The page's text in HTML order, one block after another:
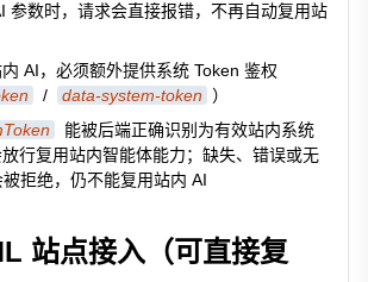
参数时，请求会直接报错，不再自动复用站
AI，必须额外提供系统 Token 鉴权
/ data-system-token ）
能被后端正确识别为有效站内系统
行复用站内智能体能力；缺失、错误或无
拒绝，仍不能复用站内 AI
站点接入（可直接复